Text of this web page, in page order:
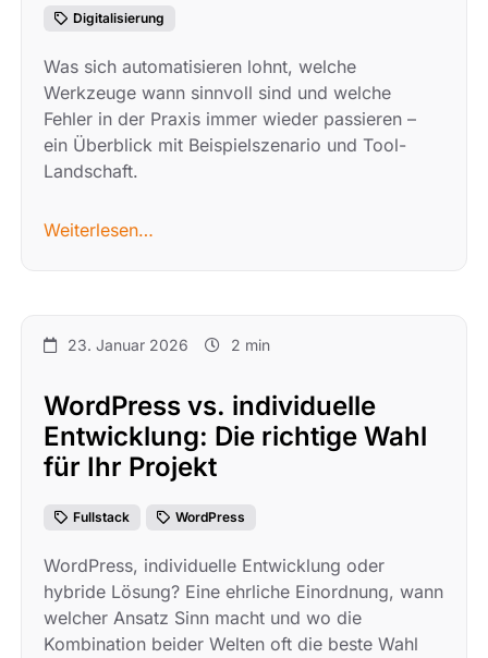
Digitalisierung
Was sich automatisieren lohnt, welche
Werkzeuge wann sinnvoll sind und welche
Fehler in der Praxis immer wieder passieren –
ein Überblick mit Beispielszenario und Tool-
Landschaft.
Weiterlesen…
23. Januar 2026 2 min
WordPress vs. individuelle
Entwicklung: Die richtige Wahl
für Ihr Projekt
Fullstack WordPress
WordPress, individuelle Entwicklung oder
hybride Lösung? Eine ehrliche Einordnung, wann
welcher Ansatz Sinn macht und wo die
Kombination beider Welten oft die beste Wahl